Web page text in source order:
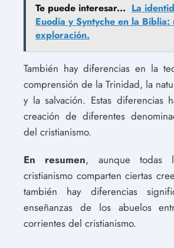
Te puede interesar... La
Euodia y Syntyche en la Biblia:
exploración.
También hay diferencias en la
comprensión de la Trinidad, la
y la salvación. Estas diferencias
creación de diferentes
del cristianismo.
En resumen, aunque todas
cristianismo comparten ciertas
también hay diferencias
enseñanzas de los abuelos
corrientes del cristianismo.